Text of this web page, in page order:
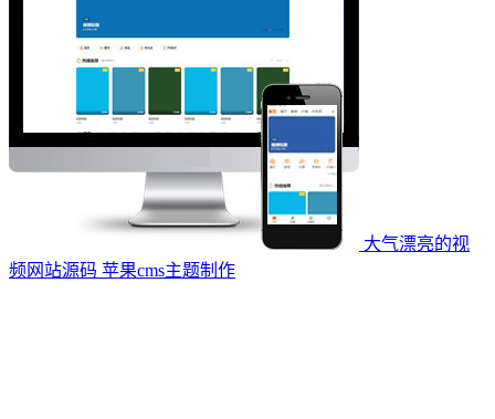
大气漂亮的视
频网站源码 苹果cms主题制作